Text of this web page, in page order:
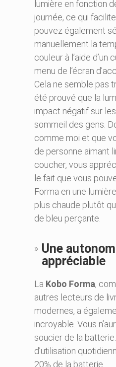
lumière en fonction
journée, ce qui
pouvez également
manuellement la
couleur à l’aide d’un
menu de l’écran
Cela ne semble pas
été prouvé que la
impact négatif sur
sommeil des gens.
comme moi et que
de personne aimant
coucher, vous
le fait que vous
Forma en une
plus chaude plutôt
de bleu perçante.
Une
appréciable
La Kobo Forma,
autres lecteurs de
modernes, a
incroyable. Vous
soucier de la
d’utilisation
20% de la batterie.